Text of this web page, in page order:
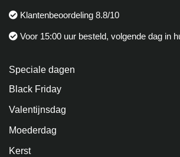
Klantenbeoordeling 8.8/10
Voor 15:00 uur besteld, volgende dag in
Speciale dagen
Black Friday
Valentijnsdag
Moederdag
Kerst